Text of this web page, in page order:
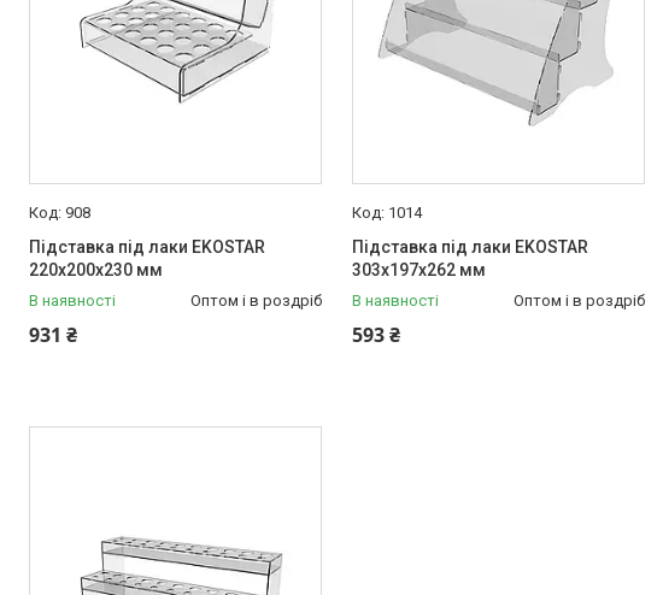
908
Підставка під лаки EKOSTAR
220х200х230 мм
В наявності Оптом і в роздріб
931 ₴
1014
Підставка під лаки EKOSTAR
303х197х262 мм
В наявності Оптом і в роздріб
593 ₴